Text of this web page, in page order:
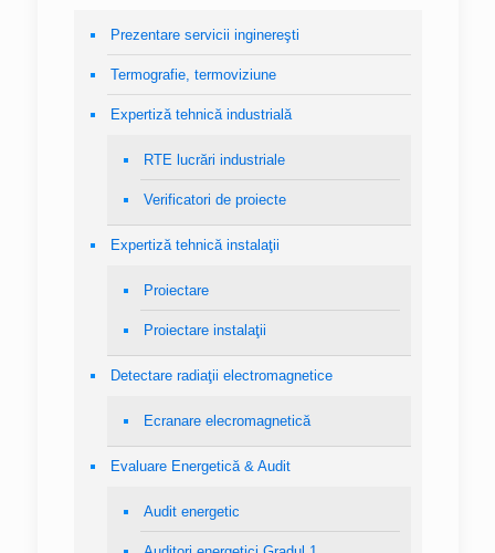
Prezentare servicii inginereşti
Termografie, termoviziune
Expertiză tehnică industrială
RTE lucrări industriale
Verificatori de proiecte
Expertiză tehnică instalaţii
Proiectare
Proiectare instalaţii
Detectare radiaţii electromagnetice
Ecranare elecromagnetică
Evaluare Energetică & Audit
Audit energetic